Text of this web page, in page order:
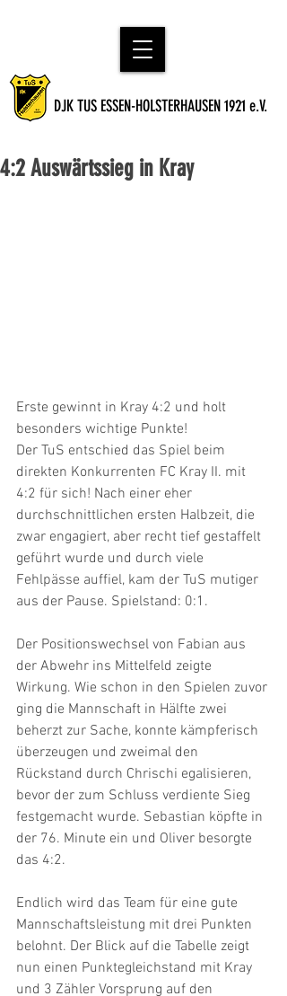
DJK TUS ESSEN-HOLSTERHAUSEN 1921 e.V.
4:2 Auswärtssieg in Kray
Erste gewinnt in Kray 4:2 und holt
besonders wichtige Punkte!
Der TuS entschied das Spiel beim
direkten Konkurrenten FC Kray II. mit
4:2 für sich! Nach einer eher
durchschnittlichen ersten Halbzeit, die
zwar engagiert, aber recht tief gestaffelt
geführt wurde und durch viele
Fehlpässe auffiel, kam der TuS mutiger
aus der Pause. Spielstand: 0:1.
Der Positionswechsel von Fabian aus
der Abwehr ins Mittelfeld zeigte
Wirkung. Wie schon in den Spielen zuvor
ging die Mannschaft in Hälfte zwei
beherzt zur Sache, konnte kämpferisch
überzeugen und zweimal den
Rückstand durch Chrischi egalisieren,
bevor der zum Schluss verdiente Sieg
festgemacht wurde. Sebastian köpfte in
der 76. Minute ein und Oliver besorgte
das 4:2.
Endlich wird das Team für eine gute
Mannschaftsleistung mit drei Punkten
belohnt. Der Blick auf die Tabelle zeigt
nun einen Punktegleichstand mit Kray
und 3 Zähler Vorsprung auf den